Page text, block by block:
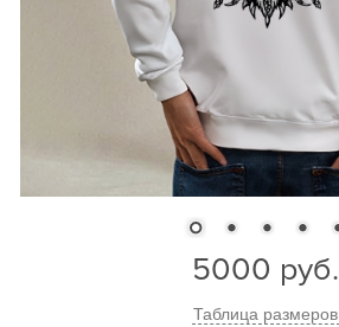
5000 руб.
Таблица размеров